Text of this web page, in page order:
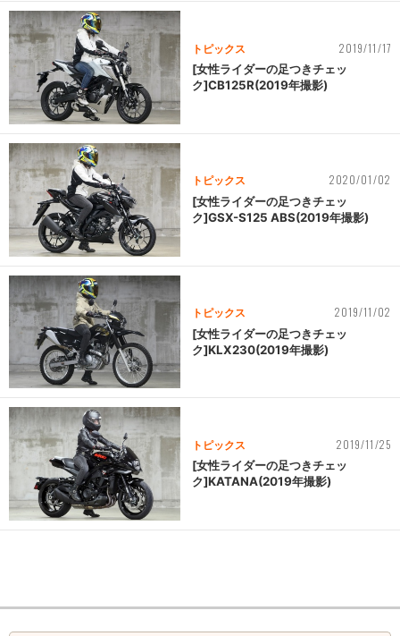
トピックス 2019/11/17
[女性ライダーの足つきチェッ
ク]CB125R(2019年撮影)
トピックス 2020/01/02
[女性ライダーの足つきチェッ
ク]GSX-S125 ABS(2019年撮影)
トピックス 2019/11/02
[女性ライダーの足つきチェッ
ク]KLX230(2019年撮影)
トピックス 2019/11/25
[女性ライダーの足つきチェッ
ク]KATANA(2019年撮影)